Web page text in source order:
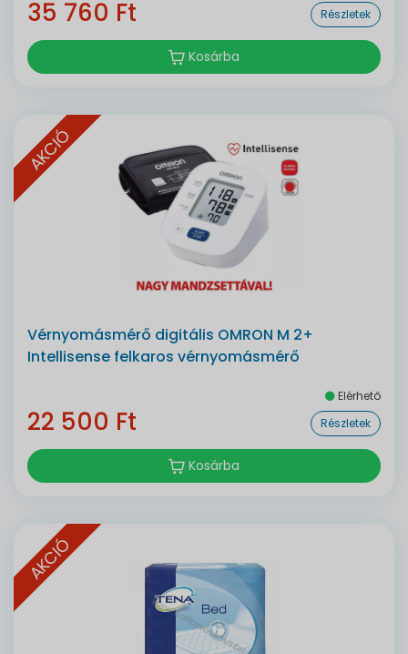
35 760 Ft Részletek
Kosárba
AKCIÓ
Vérnyomásmérő digitális OMRON M 2+
Intellisense felkaros vérnyomásmérő
Elérhető
22 500 Ft Részletek
Kosárba
AKCIÓ